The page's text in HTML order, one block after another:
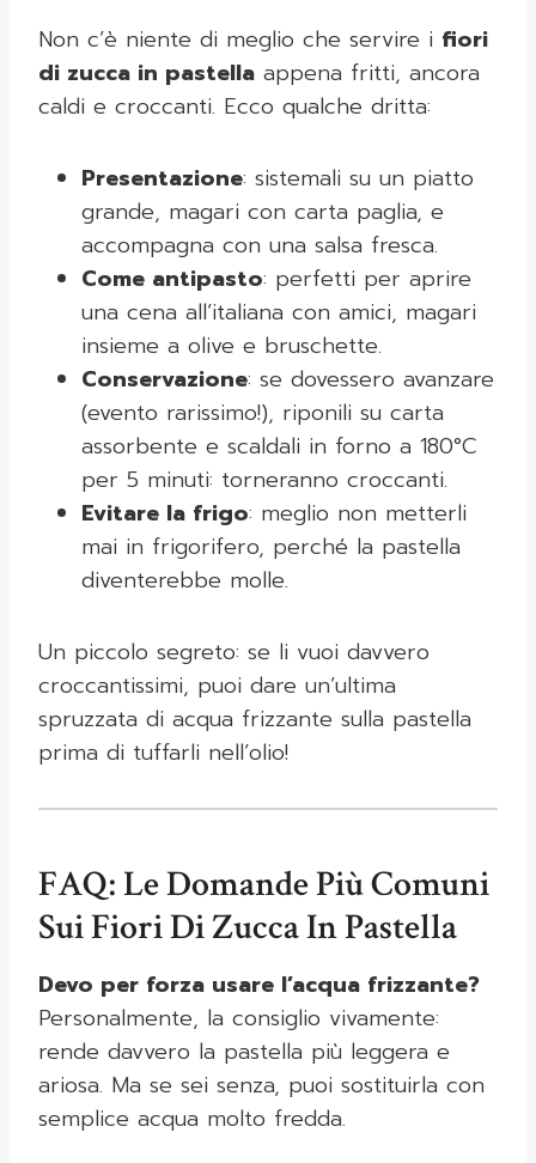
Non c’è niente di meglio che servire i fiori
di zucca in pastella appena fritti, ancora
caldi e croccanti. Ecco qualche dritta:
Presentazione: sistemali su un piatto
grande, magari con carta paglia, e
accompagna con una salsa fresca.
Come antipasto: perfetti per aprire
una cena all’italiana con amici, magari
insieme a olive e bruschette.
Conservazione: se dovessero avanzare
(evento rarissimo!), riponili su carta
assorbente e scaldali in forno a 180°C
per 5 minuti: torneranno croccanti.
Evitare la frigo: meglio non metterli
mai in frigorifero, perché la pastella
diventerebbe molle.
Un piccolo segreto: se li vuoi davvero
croccantissimi, puoi dare un’ultima
spruzzata di acqua frizzante sulla pastella
prima di tuffarli nell’olio!
FAQ: Le Domande Più Comuni
Sui Fiori Di Zucca In Pastella
Devo per forza usare l’acqua frizzante?
Personalmente, la consiglio vivamente:
rende davvero la pastella più leggera e
ariosa. Ma se sei senza, puoi sostituirla con
semplice acqua molto fredda.